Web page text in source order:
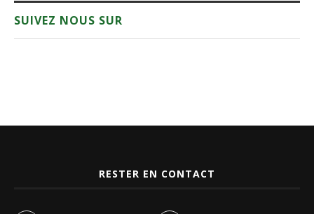
SUIVEZ NOUS SUR
RESTER EN CONTACT